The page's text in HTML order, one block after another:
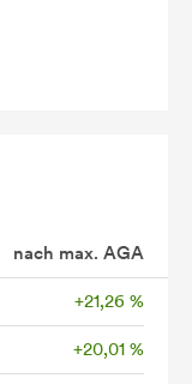
nach max. AGA
+21,26 %
+20,01 %